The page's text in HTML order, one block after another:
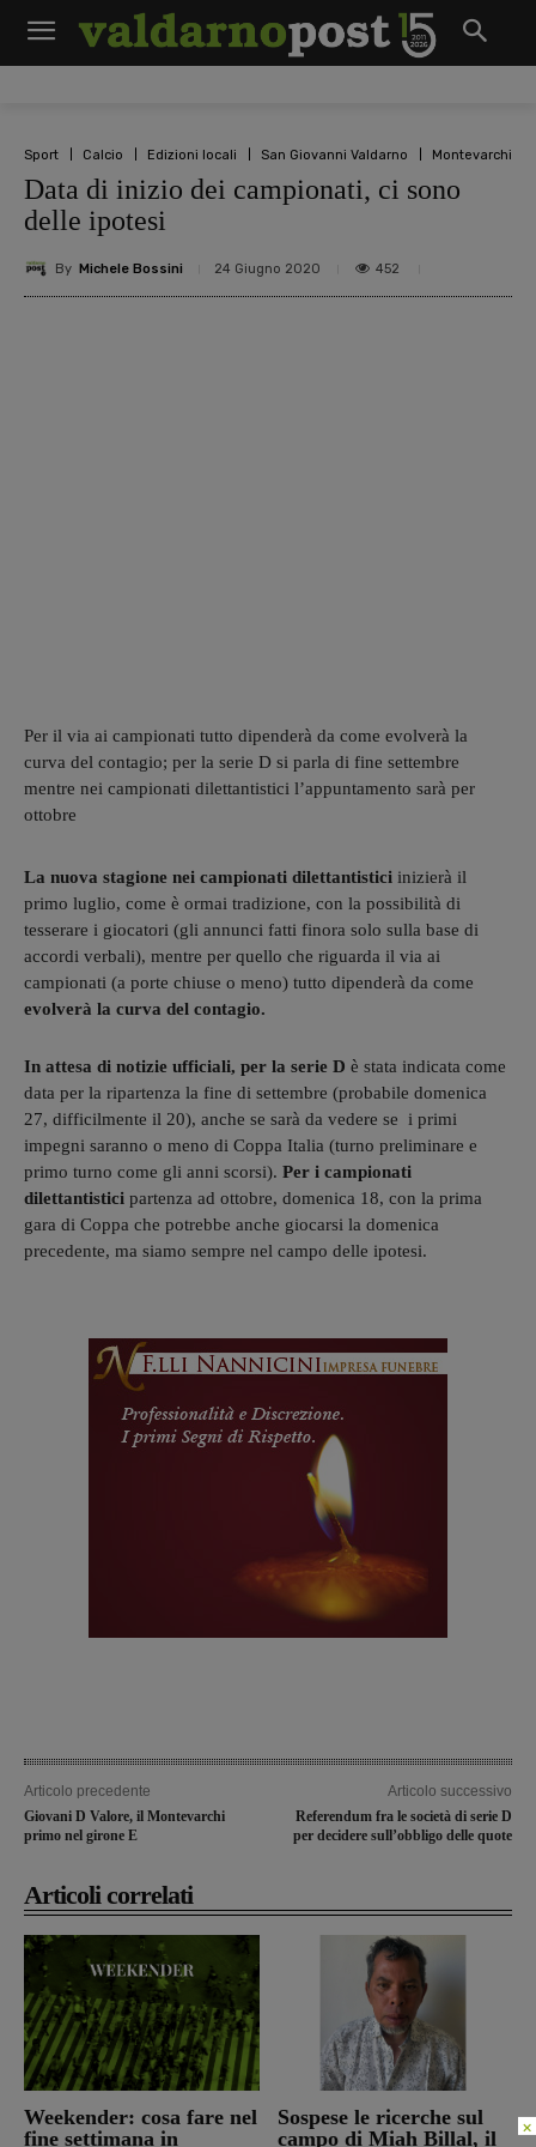
Sport Calcio Edizioni locali San Giovanni Valdarno Montevarchi
Data di inizio dei campionati, ci sono
delle ipotesi
By Michele Bossini 24 Giugno 2020 452
Per il via ai campionati tutto dipenderà da come evolverà la
curva del contagio; per la serie D si parla di fine settembre
mentre nei campionati dilettantistici l’appuntamento sarà per
ottobre
La nuova stagione nei campionati dilettantistici inizierà il
primo luglio, come è ormai tradizione, con la possibilità di
tesserare i giocatori (gli annunci fatti finora solo sulla base di
accordi verbali), mentre per quello che riguarda il via ai
campionati (a porte chiuse o meno) tutto dipenderà da come
evolverà la curva del contagio.
In attesa di notizie ufficiali, per la serie D è stata indicata come
data per la ripartenza la fine di settembre (probabile domenica
27, difficilmente il 20), anche se sarà da vedere se i primi
impegni saranno o meno di Coppa Italia (turno preliminare e
primo turno come gli anni scorsi). Per i campionati
dilettantistici partenza ad ottobre, domenica 18, con la prima
gara di Coppa che potrebbe anche giocarsi la domenica
precedente, ma siamo sempre nel campo delle ipotesi.
Articolo precedente
Giovani D Valore, il Montevarchi
primo nel girone E
Articolo successivo
Referendum fra le società di serie D
per decidere sull’obbligo delle quote
Articoli correlati
Weekender: cosa fare nel
fine settimana in
Sospese le ricerche sul
campo di Miah Billal, il
×